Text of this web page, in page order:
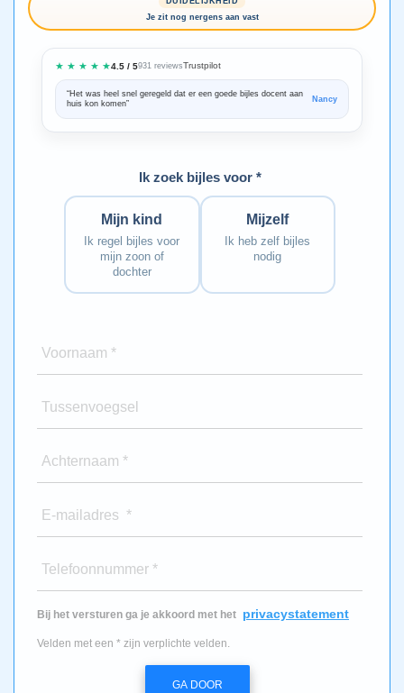
Je zit nog nergens aan vast
★ ★ ★ ★ ★4.5 / 5931 reviewsTrustpilot
“Het was heel snel geregeld dat er een goede bijles docent aan
huis kon komen”
Nancy
Ik zoek bijles voor *
Mijn kind
Ik regel bijles voor
mijn zoon of
dochter
Mijzelf
Ik heb zelf bijles
nodig
Voornaam *
Tussenvoegsel
Achternaam *
E-mailadres *
Telefoonnummer *
Bij het versturen ga je akkoord met het privacystatement
Velden met een * zijn verplichte velden.
GA DOOR